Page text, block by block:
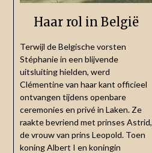
Haar rol in België
Terwijl de Belgische vorsten
Stéphanie in een blijvende
uitsluiting hielden, werd
Clémentine van haar kant officieel
ontvangen tijdens openbare
ceremonies en privé in Laken. Ze
raakte bevriend met prinses Astrid,
de vrouw van prins Leopold. Toen
koning Albert I en koningin